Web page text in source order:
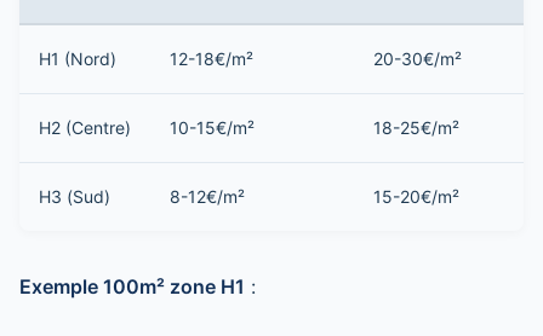
H1 (Nord) 12-18€/m² 20-30€/m²
H2 (Centre) 10-15€/m² 18-25€/m²
H3 (Sud) 8-12€/m² 15-20€/m²
Exemple 100m² zone H1 :